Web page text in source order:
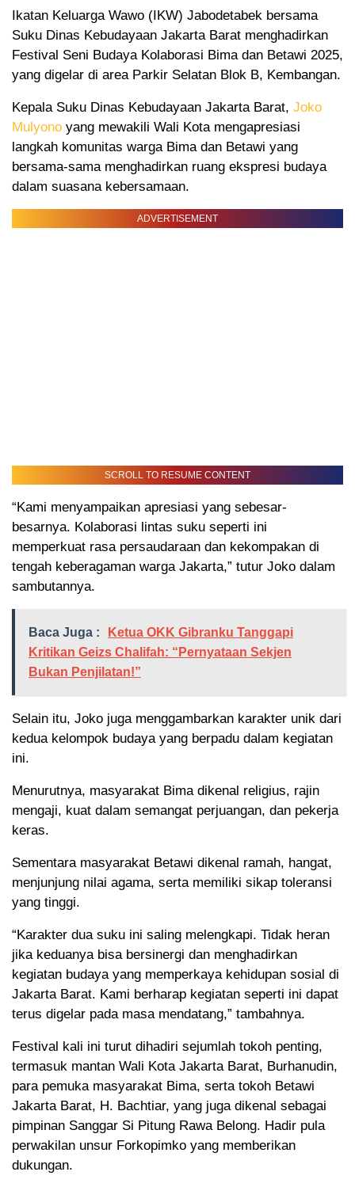
Ikatan Keluarga Wawo (IKW) Jabodetabek bersama
Suku Dinas Kebudayaan Jakarta Barat menghadirkan
Festival Seni Budaya Kolaborasi Bima dan Betawi 2025,
yang digelar di area Parkir Selatan Blok B, Kembangan.
Kepala Suku Dinas Kebudayaan Jakarta Barat, Joko
Mulyono yang mewakili Wali Kota mengapresiasi
langkah komunitas warga Bima dan Betawi yang
bersama-sama menghadirkan ruang ekspresi budaya
dalam suasana kebersamaan.
ADVERTISEMENT
SCROLL TO RESUME CONTENT
“Kami menyampaikan apresiasi yang sebesar-
besarnya. Kolaborasi lintas suku seperti ini
memperkuat rasa persaudaraan dan kekompakan di
tengah keberagaman warga Jakarta,” tutur Joko dalam
sambutannya.
Baca Juga :
Ketua OKK Gibranku Tanggapi
Kritikan Geizs Chalifah: “Pernyataan Sekjen
Bukan Penjilatan!”
Selain itu, Joko juga menggambarkan karakter unik dari
kedua kelompok budaya yang berpadu dalam kegiatan
ini.
Menurutnya, masyarakat Bima dikenal religius, rajin
mengaji, kuat dalam semangat perjuangan, dan pekerja
keras.
Sementara masyarakat Betawi dikenal ramah, hangat,
menjunjung nilai agama, serta memiliki sikap toleransi
yang tinggi.
“Karakter dua suku ini saling melengkapi. Tidak heran
jika keduanya bisa bersinergi dan menghadirkan
kegiatan budaya yang memperkaya kehidupan sosial di
Jakarta Barat. Kami berharap kegiatan seperti ini dapat
terus digelar pada masa mendatang,” tambahnya.
Festival kali ini turut dihadiri sejumlah tokoh penting,
termasuk mantan Wali Kota Jakarta Barat, Burhanudin,
para pemuka masyarakat Bima, serta tokoh Betawi
Jakarta Barat, H. Bachtiar, yang juga dikenal sebagai
pimpinan Sanggar Si Pitung Rawa Belong. Hadir pula
perwakilan unsur Forkopimko yang memberikan
dukungan.